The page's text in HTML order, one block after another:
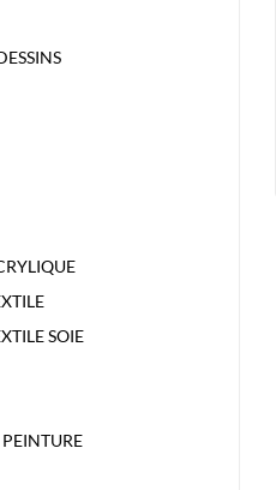
SOIE
40ML ROUGE
L’HUILE